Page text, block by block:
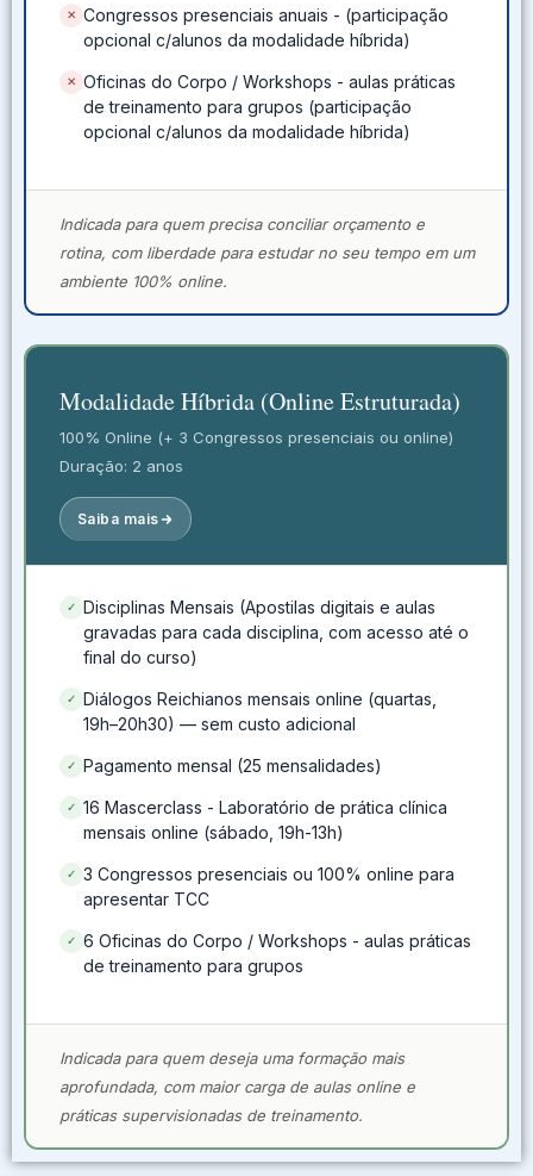
✕ Congressos presenciais anuais - (participação
opcional c/alunos da modalidade híbrida)
✕ Oficinas do Corpo / Workshops - aulas práticas
de treinamento para grupos (participação
opcional c/alunos da modalidade híbrida)
Indicada para quem precisa conciliar orçamento e
rotina, com liberdade para estudar no seu tempo em um
ambiente 100% online.
Modalidade Híbrida (Online Estruturada)
100% Online (+ 3 Congressos presenciais ou online)
Duração: 2 anos
Saiba mais
✓ Disciplinas Mensais (Apostilas digitais e aulas
gravadas para cada disciplina, com acesso até o
final do curso)
✓ Diálogos Reichianos mensais online (quartas,
19h–20h30) — sem custo adicional
✓ Pagamento mensal (25 mensalidades)
✓ 16 Mascerclass - Laboratório de prática clínica
mensais online (sábado, 19h-13h)
✓ 3 Congressos presenciais ou 100% online para
apresentar TCC
✓ 6 Oficinas do Corpo / Workshops - aulas práticas
de treinamento para grupos
Indicada para quem deseja uma formação mais
aprofundada, com maior carga de aulas online e
práticas supervisionadas de treinamento.